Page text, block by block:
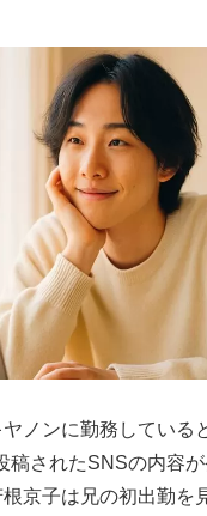
ノンに勤務している
稿されたSNSの内容
京子は兄の初出勤を